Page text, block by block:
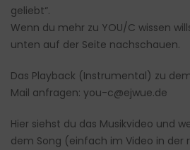
geliebt“.
Wenn du mehr zu YOU/C wissen
unten auf der Seite nachschauen.
Das Playback (Instrumental) zu
Mail anfragen: you-c@ejwue.de
Hier siehst du das Musikvideo und
dem Song (einfach im Video in der